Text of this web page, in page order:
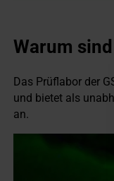
Warum
Das Prüflabor der
und bietet als
an.